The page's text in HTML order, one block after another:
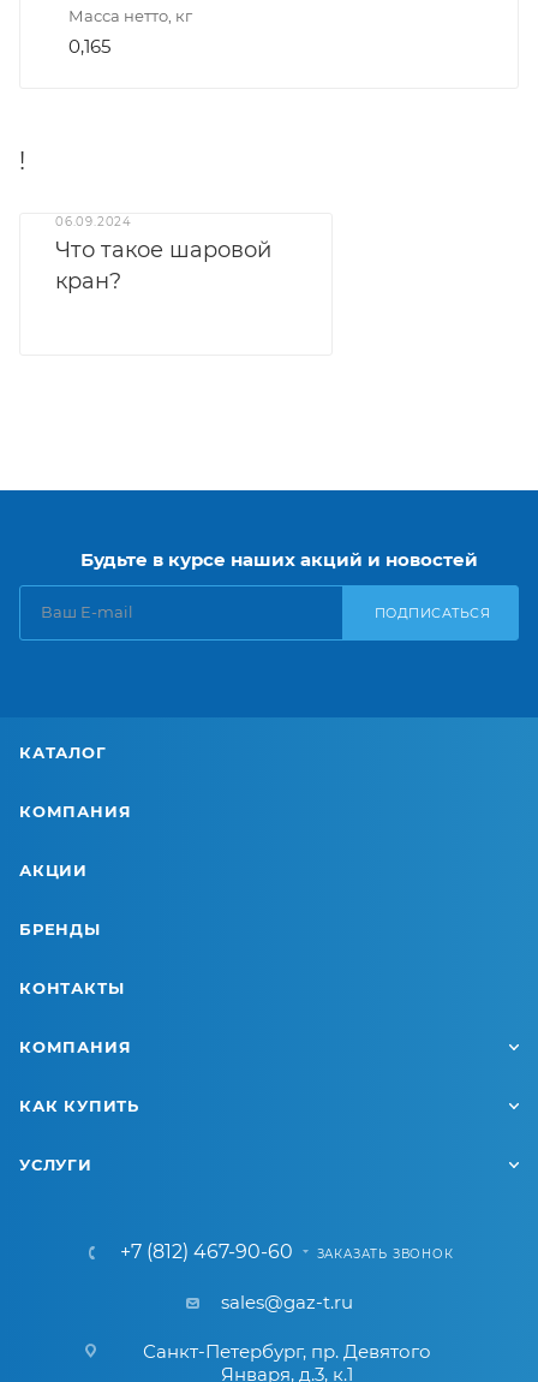
Масса нетто, кг
0,165
!
06.09.2024
Что такое шаровой
кран?
Будьте в курсе наших акций и новостей
ПОДПИСАТЬСЯ
КАТАЛОГ
КОМПАНИЯ
АКЦИИ
БРЕНДЫ
КОНТАКТЫ
КОМПАНИЯ
КАК КУПИТЬ
УСЛУГИ
+7 (812) 467-90-60 ЗАКАЗАТЬ ЗВОНОК
sales@gaz-t.ru
Санкт-Петербург, пр. Девятого
Января, д.3, к.1